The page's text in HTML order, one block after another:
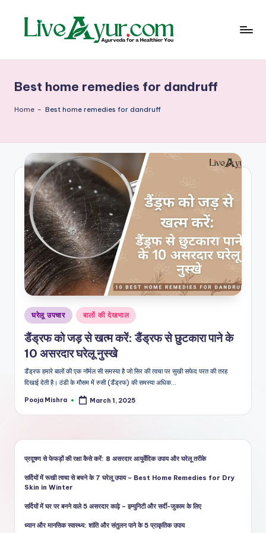
Ay
ur
आ
युर्वे
दि
क
जी
वन
शै
ली
का
भरो
सेमं
द
स्रो
त
आयुर्वेद
सरल
Best home remedies for dandruff
Home - Best home remedies for dandruff
Posted
in
घरेलू उपचार बालों की देखभाल
डैंड्रफ को जड़ से खत्म करें: डैंड्रफ से छुटकारा पाने के
10 असरदार घरेलू नुस्खे
डैंड्रफ हमारे बालों की एक नॉर्मल सी समस्या है जो सिर की त्वचा पर सुखी सफेद परत की तरह
दिखाई देती है। ठंडी के मौसम में रुसी (डैंड्रफ) की समस्या अधिक…
Posted
Pooja Mishra March 1, 2025
प्रदूषण से फेफड़ों की रक्षा कैसे करें: 8 असरदार आयुर्वेदिक उपाय और घरेलू तरीके
सर्दियों में रूखी त्वचा से बचने के 7 घरेलू उपाय – Best Home Remedies for Dry
Skin in Winter
सर्दियों में घर पर बनने वाले 5 असरदार काढ़े – इम्युनिटी और सर्दी-जुकाम के लिए
ध्यान और मानसिक स्वास्थ्य: शांति और संतुलन पाने के 5 प्राकृतिक उपाय